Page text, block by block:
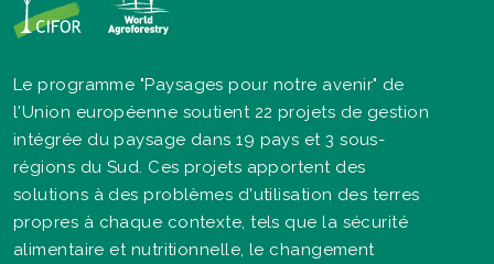
Le programme "Paysages pour notre avenir" de
l'Union européenne soutient 22 projets de gestion
intégrée du paysage dans 19 pays et 3 sous-
régions du Sud. Ces projets apportent des
solutions à des problèmes d'utilisation des terres
propres à chaque contexte, tels que la sécurité
alimentaire et nutritionnelle, le changement